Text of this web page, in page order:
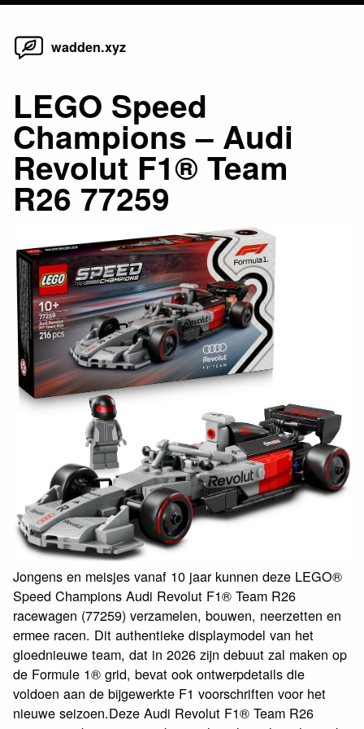
Skip
wadden.xyz
LEGO Speed
Champions – Audi
Revolut F1® Team
R26 77259
Jongens en meisjes vanaf 10 jaar kunnen deze LEGO®
Speed Champions Audi Revolut F1® Team R26
racewagen (77259) verzamelen, bouwen, neerzetten en
ermee racen. Dit authentieke displaymodel van het
gloednieuwe team, dat in 2026 zijn debuut zal maken op
de Formule 1® grid, bevat ook ontwerpdetails die
voldoen aan de bijgewerkte F1 voorschriften voor het
nieuwe seizoen.Deze Audi Revolut F1® Team R26